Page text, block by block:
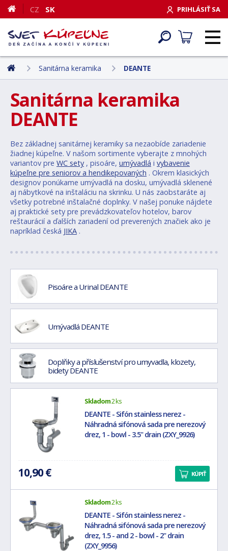
PRIHLÁSIŤ SA
CZ SK
Sanitárna keramika DEANTE
Sanitárna keramika
DEANTE
Bez základnej sanitárnej keramiky sa nezaobíde zariadenie
žiadnej kúpeľne. V našom sortimente vyberajte z mnohých
variantov pre WC sety , pisoáre, umývadlá i vybavenie
kúpeľne pre seniorov a hendikepovaných . Okrem klasických
designov ponúkame umývadlá na dosku, umývadlá sklenené
aj nábytkové na inštaláciu na skrinku. U nás zaobstaráte aj
všetky potrebné inštalačné doplnky. V našej ponuke nájdete
aj praktické sety pre prevádzkovateľov hotelov, barov
reštaurácií a ďalších zariadení od preverených značiek ako je
napríklad česká JIKA .
Pisoáre a Urinal DEANTE
Umývadlá DEANTE
Doplňky a příslušenství pro umyvadla, klozety,
bidety DEANTE
Skladom2 ks
DEANTE - Sifón stainless nerez -
Náhradná sifónová sada pre nerezový
drez, 1 - bowl - 3.5" drain (ZXY_9926)
10,90 € KÚPIŤ
Skladom2 ks
DEANTE - Sifón stainless nerez -
Náhradná sifónová sada pre nerezový
drez, 1.5 - and 2 - bowl - 2" drain
(ZXY_9956)